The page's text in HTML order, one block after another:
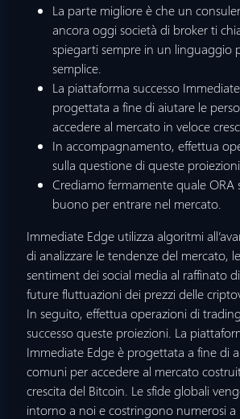
La parte migliore è che un
ancora oggi società di broker ti
spiegarti sempre in un linguaggio
semplice.
La piattaforma successo
progettata a fine di aiutare le
accedere al mercato in veloce
In accompagnamento, effettua
sulla questione di queste proiezioni.
Crediamo fermamente quale ORA
buono per entrare nel mercato.
Immediate Edge utilizza algoritmi
di analizzare le tendenze del mercato,
sentiment dei social media al raffinato
future fluttuazioni dei prezzi delle
In seguito, effettua operazioni di
successo queste proiezioni. La
Immediate Edge è progettata a fine di
comuni per accedere al mercato
crescita del Bitcoin. Le sfide globali
intorno a noi e costringono numerosi a